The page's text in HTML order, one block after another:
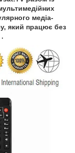
медіа-
який працює без